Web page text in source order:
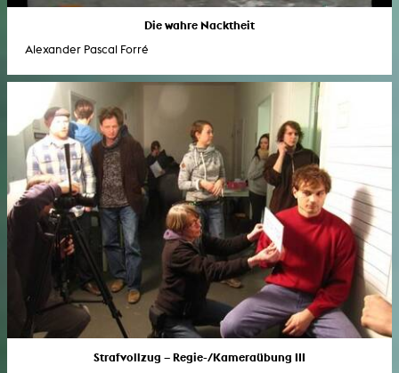
Die wahre Nacktheit
Alexander Pascal Forré
Strafvollzug – Regie-/Kameraübung III